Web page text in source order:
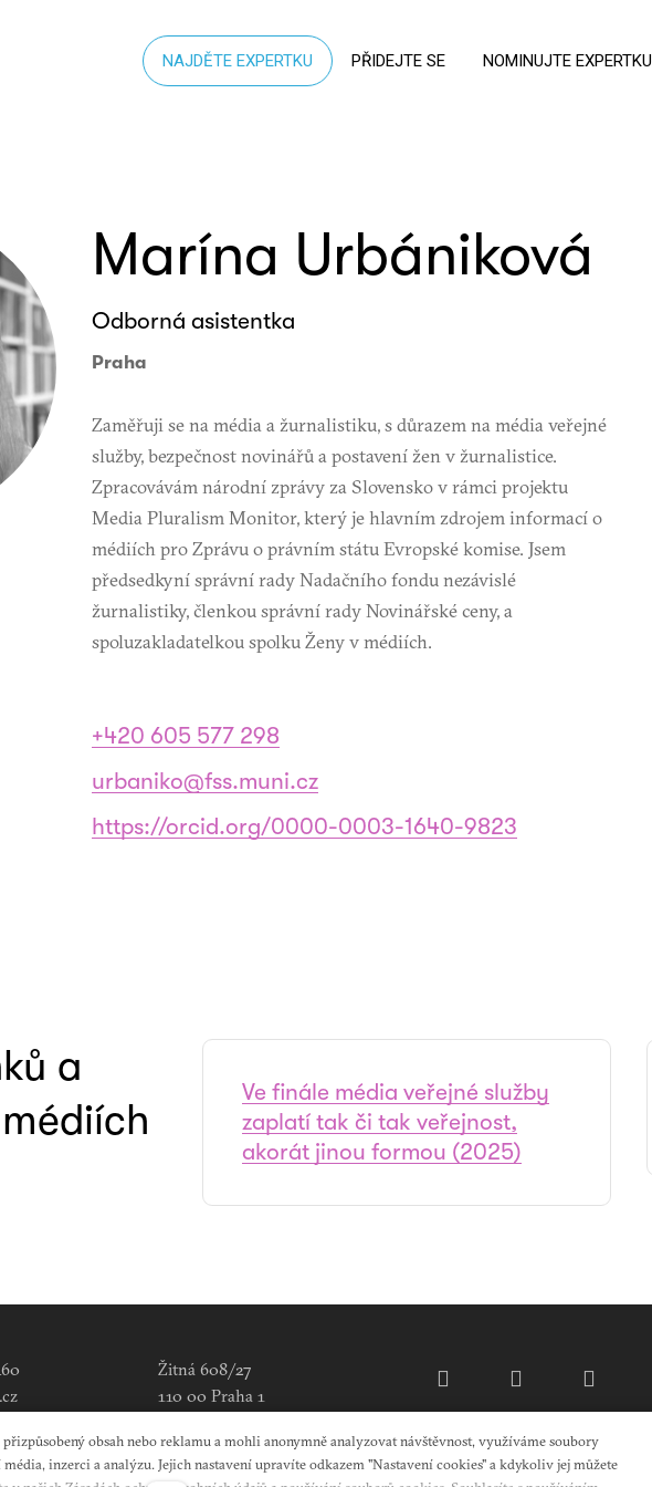
NAJDĚTE EXPERTKU PŘIDEJTE SE NOMINUJTE EXPERTKU
Marína Urbániková
Odborná asistentka
Praha
Zaměřuji se na média a žurnalistiku, s důrazem na média veřejné
služby, bezpečnost novinářů a postavení žen v žurnalistice.
Zpracovávám národní zprávy za Slovensko v rámci projektu
Media Pluralism Monitor, který je hlavním zdrojem informací o
médiích pro Zprávu o právním státu Evropské komise. Jsem
předsedkyní správní rady Nadačního fondu nezávislé
žurnalistiky, členkou správní rady Novinářské ceny, a
spoluzakladatelkou spolku Ženy v médiích.
+420 605 577 298
urbaniko@fss.muni.cz
https://orcid.org/0000-0003-1640-9823
a
Ve finále média veřejné služby
zaplatí tak či tak veřejnost,
akorát jinou formou (2025)
Žitná 608/27
110 00 Praha 1
obsah nebo reklamu a mohli anonymně analyzovat návštěvnost, využíváme soubory
inzerci a analýzu. Jejich nastavení upravíte odkazem "Nastavení cookies" a kdykoliv jej můžete